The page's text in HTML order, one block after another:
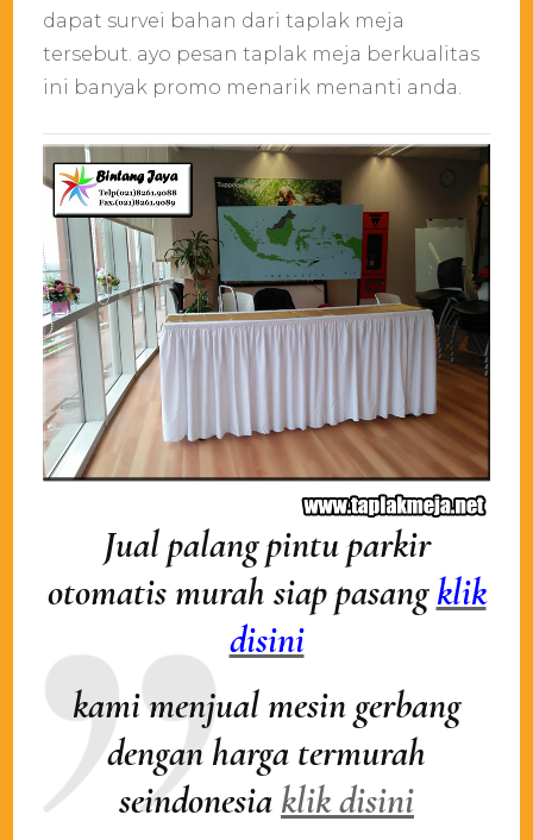
dapat survei bahan dari taplak meja
tersebut. ayo pesan taplak meja berkualitas
ini banyak promo menarik menanti anda.
Jual palang pintu parkir
otomatis murah siap pasangklik
disini
kami menjual mesin gerbang
dengan harga termurah
seindonesia klik disini